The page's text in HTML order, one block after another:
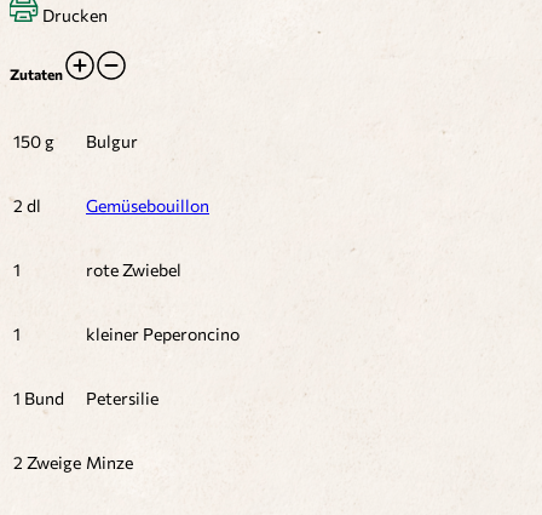
Drucken
Zutaten
150 g Bulgur
2 dl Gemüsebouillon
1 rote Zwiebel
1 kleiner Peperoncino
1 Bund Petersilie
2 Zweige Minze